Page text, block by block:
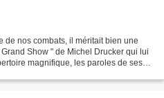
de nos combats, il méritait bien une
Show " de Michel Drucker qui lui
magnifique, les paroles de ses